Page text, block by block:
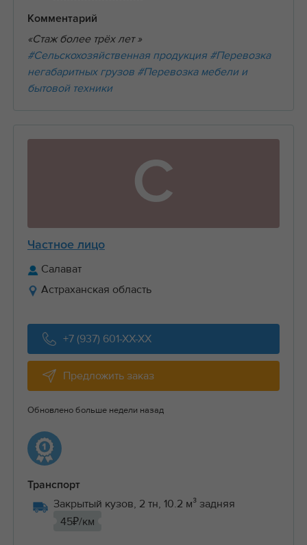
Комментарий
«Стаж более трёх лет »
#Сельскохозяйственная продукция #Перевозка
негабаритных грузов #Перевозка мебели и
бытовой техники
С
Частное лицо
Салават
Астраханская область
+7 (937) 601-XX-XX
Предложить заказ
Обновлено больше недели назад
Транспорт
Закрытый кузов, 2 тн, 10.2 м³ задняя
45₽/км